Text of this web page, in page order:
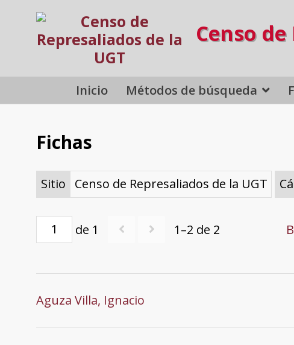
Censo
Inicio Métodos de búsqueda
Fichas
Sitio Censo de Represaliados de la UGT
de 1 1–2 de 2
Aguza Villa, Ignacio